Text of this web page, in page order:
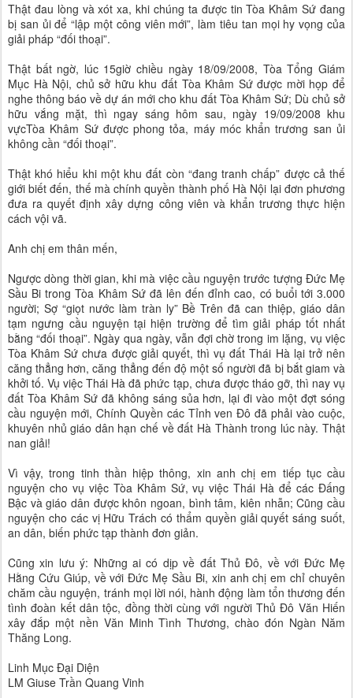
Thật đau lòng và xót xa, khi chúng ta được tin Tòa Khâm Sứ đang
bị san ủi để “lập một công viên mới”, làm tiêu tan mọi hy vọng của
giải pháp “đối thoại”.
Thật bất ngờ, lúc 15giờ chiều ngày 18/09/2008, Tòa Tổng Giám
Mục Hà Nội, chủ sở hữu khu đất Tòa Khâm Sứ được mời họp để
nghe thông báo về dự án mới cho khu đất Tòa Khâm Sứ; Dù chủ sở
hữu vắng mặt, thì ngay sáng hôm sau, ngày 19/09/2008 khu
vựcTòa Khâm Sứ được phong tỏa, máy móc khẩn trương san ủi
không cần “đối thoại”.
Thật khó hiểu khi một khu đất còn “đang tranh chấp” được cả thế
giới biết đến, thế mà chính quyền thành phố Hà Nội lại đơn phương
đưa ra quyết định xây dựng công viên và khẩn trương thực hiện
cách vội vã.
Anh chị em thân mến,
Ngược dòng thời gian, khi mà việc cầu nguyện trước tượng Đức Mẹ
Sầu Bi trong Tòa Khâm Sứ đã lên đến đỉnh cao, có buổi tới 3.000
người; Sợ “giọt nước làm tràn ly” Bề Trên đã can thiệp, giáo dân
tạm ngưng cầu nguyện tại hiện trường để tìm giải pháp tốt nhất
bằng “đối thoại”. Ngày qua ngày, vẫn đợi chờ trong im lặng, vụ việc
Tòa Khâm Sứ chưa được giải quyết, thì vụ đất Thái Hà lại trở nên
căng thẳng hơn, căng thẳng đến độ một số người đã bị bắt giam và
khởi tố. Vụ việc Thái Hà đã phức tạp, chưa được tháo gỡ, thì nay vụ
đất Tòa Khâm Sứ đã không sáng sủa hơn, lại đi vào một đợt sóng
cầu nguyện mới, Chính Quyền các Tỉnh ven Đô đã phải vào cuộc,
khuyên nhủ giáo dân hạn chế về đất Hà Thành trong lúc này. Thật
nan giải!
Vì vậy, trong tinh thần hiệp thông, xin anh chị em tiếp tục cầu
nguyện cho vụ việc Tòa Khâm Sứ, vụ việc Thái Hà để các Đấng
Bậc và giáo dân được khôn ngoan, bình tâm, kiên nhẫn; Cũng cầu
nguyện cho các vị Hữu Trách có thẩm quyền giải quyết sáng suốt,
an dân, biến phức tạp thành đơn giản.
Cũng xin lưu ý: Những ai có dịp về đất Thủ Đô, về với Đức Mẹ
Hằng Cứu Giúp, về với Đức Mẹ Sầu Bi, xin anh chị em chỉ chuyên
chăm cầu nguyện, tránh mọi lời nói, hành động làm tổn thương đến
tình đoàn kết dân tộc, đồng thời cùng với người Thủ Đô Văn Hiến
xây đắp một nền Văn Minh Tình Thương, chào đón Ngàn Năm
Thăng Long.
Linh Mục Đại Diện
LM Giuse Trần Quang Vinh